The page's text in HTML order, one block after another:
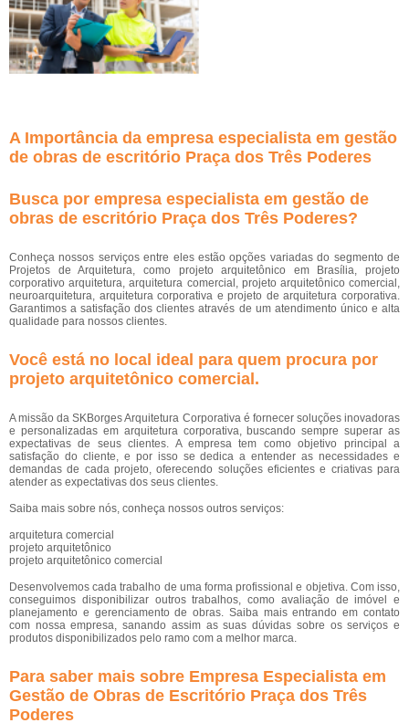
A Importância da empresa especialista em gestão
de obras de escritório Praça dos Três Poderes
Busca por empresa especialista em gestão de
obras de escritório Praça dos Três Poderes?
Conheça nossos serviços entre eles estão opções variadas do segmento de
Projetos de Arquitetura, como projeto arquitetônico em Brasília, projeto
corporativo arquitetura, arquitetura comercial, projeto arquitetônico comercial,
neuroarquitetura, arquitetura corporativa e projeto de arquitetura corporativa.
Garantimos a satisfação dos clientes através de um atendimento único e alta
qualidade para nossos clientes.
Você está no local ideal para quem procura por
projeto arquitetônico comercial.
A missão da SKBorges Arquitetura Corporativa é fornecer soluções inovadoras
e personalizadas em arquitetura corporativa, buscando sempre superar as
expectativas de seus clientes. A empresa tem como objetivo principal a
satisfação do cliente, e por isso se dedica a entender as necessidades e
demandas de cada projeto, oferecendo soluções eficientes e criativas para
atender as expectativas dos seus clientes.
Saiba mais sobre nós, conheça nossos outros serviços:
arquitetura comercial
projeto arquitetônico
projeto arquitetônico comercial
Desenvolvemos cada trabalho de uma forma profissional e objetiva. Com isso,
conseguimos disponibilizar outros trabalhos, como avaliação de imóvel e
planejamento e gerenciamento de obras. Saiba mais entrando em contato
com nossa empresa, sanando assim as suas dúvidas sobre os serviços e
produtos disponibilizados pelo ramo com a melhor marca.
Para saber mais sobre Empresa Especialista em
Gestão de Obras de Escritório Praça dos Três
Poderes